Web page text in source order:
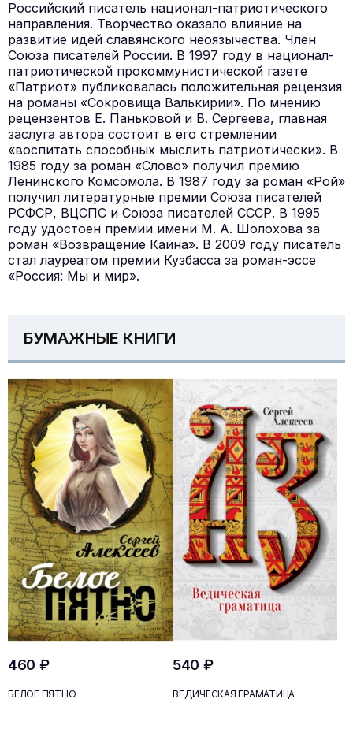
Российский писатель национал-патриотического
направления. Творчество оказало влияние на
развитие идей славянского неоязычества. Член
Союза писателей России. В 1997 году в национал-
патриотической прокоммунистической газете
«Патриот» публиковалась положительная рецензия
на романы «Сокровища Валькирии». По мнению
рецензентов Е. Паньковой и В. Сергеева, главная
заслуга автора состоит в его стремлении
«воспитать способных мыслить патриотически». В
1985 году за роман «Слово» получил премию
Ленинского Комсомола. В 1987 году за роман «Рой»
получил литературные премии Союза писателей
РСФСР, ВЦСПС и Союза писателей СССР. В 1995
году удостоен премии имени М. А. Шолохова за
роман «Возвращение Каина». В 2009 году писатель
стал лауреатом премии Кузбасса за роман-эссе
«Россия: Мы и мир».
БУМАЖНЫЕ КНИГИ
460 ₽
БЕЛОЕ ПЯТНО
540 ₽
ВЕДИЧЕСКАЯ ГРАМАТИЦА